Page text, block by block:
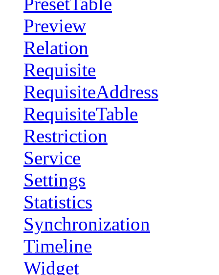
Preview
Relation
Requisite
RequisiteAddress
RequisiteTable
Restriction
Service
Settings
Statistics
Synchronization
Timeline
Widget